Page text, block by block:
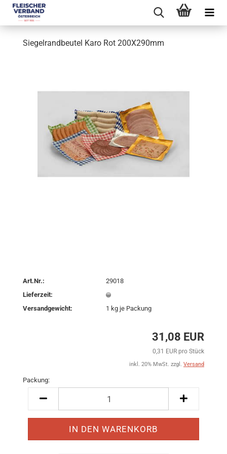
Siegelrandbeutel Karo Rot 200X290mm
Art.Nr.:
29018
Lieferzeit:
Versandgewicht:
1 kg je Packung
31,08 EUR
0,31 EUR pro Stück
inkl. 20% MwSt. zzgl. Versand
Packung: